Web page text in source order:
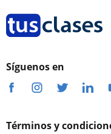
Síguenos en
Términos y